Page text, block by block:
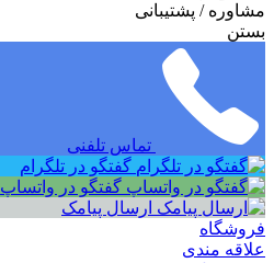
مشاوره / پشتیبانی
بستن
تماس تلفنی
گفتگو در تلگرام
گفتگو در واتساپ
ارسال پیامک
فروشگاه
علاقه مندی